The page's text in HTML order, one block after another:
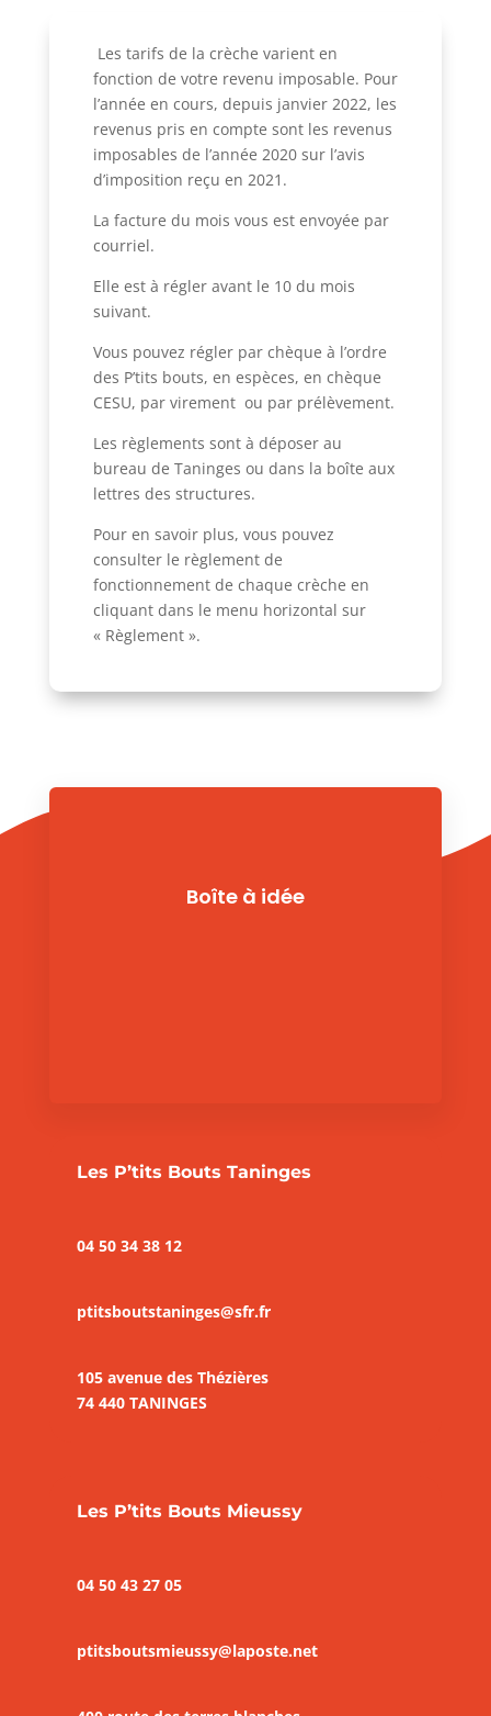
Les tarifs de la crèche varient en
fonction de votre revenu imposable. Pour
l’année en cours, depuis janvier 2022, les
revenus pris en compte sont les revenus
imposables de l’année 2020 sur l’avis
d’imposition reçu en 2021.
La facture du mois vous est envoyée par
courriel.
Elle est à régler avant le 10 du mois
suivant.
Vous pouvez régler par chèque à l’ordre
des P’tits bouts, en espèces, en chèque
CESU, par virement ou par prélèvement.
Les règlements sont à déposer au
bureau de Taninges ou dans la boîte aux
lettres des structures.
Pour en savoir plus, vous pouvez
consulter le règlement de
fonctionnement de chaque crèche en
cliquant dans le menu horizontal sur
« Règlement ».
Boîte à idée
Les P’tits Bouts Taninges
04 50 34 38 12
ptitsboutstaninges@sfr.fr
105 avenue des Thézières
74 440 TANINGES
Les P’tits Bouts Mieussy
04 50 43 27 05
ptitsboutsmieussy@laposte.net